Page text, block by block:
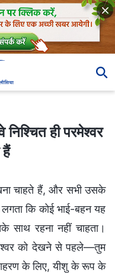
विरोधी हैं
ही परमेश्वर
हैं
चाहते हैं, और सभी उसके
कि कोई भाई-बहन यह
साथ रहना नहीं चाहता।
को देखने से पहले—तुम
के लिए, यीशु के रूप के